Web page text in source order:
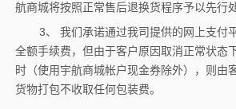
航商城将按照正常售后退换货程序予以先行处
3、 我们承诺通过我司提供的网上支付
全额手续费，但由于客户原因取消正常状态
时（使用宇航商城帐户现金券除外），则由
货物打包不收取任何包装费。